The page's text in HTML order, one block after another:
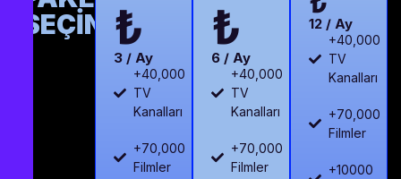
SEÇİN
₺
3 / Ay
+40,000
TV
Kanalları
+70,000
Filmler
₺
6 / Ay
+40,000
TV
Kanalları
+70,000
Filmler
12 / Ay
+40,000
TV
Kanalları
+70,000
Filmler
+10000